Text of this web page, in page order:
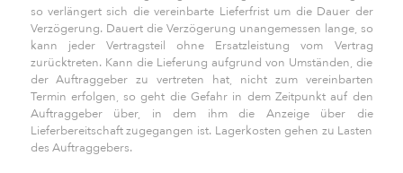
so verlängert sich die vereinbarte Lieferfrist um die Dauer der
Verzögerung. Dauert die Verzögerung unangemessen lange, so
kann jeder Vertragsteil ohne Ersatzleistung vom Vertrag
zurücktreten. Kann die Lieferung aufgrund von Umständen, die
der Auftraggeber zu vertreten hat, nicht zum vereinbarten
Termin erfolgen, so geht die Gefahr in dem Zeitpunkt auf den
Auftraggeber über, in dem ihm die Anzeige über die
Lieferbereitschaft zugegangen ist. Lagerkosten gehen zu Lasten
des Auftraggebers.